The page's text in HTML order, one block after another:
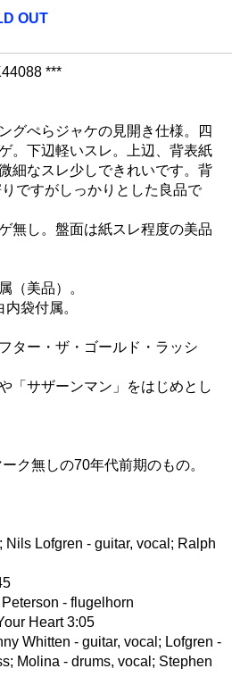
OUT
***
グぺらジャケの見開き仕様。四
。下辺軽いスレ。上辺、背表紙
細なスレ少しできれいです。背
ですがしっかりとした良品で
無し。盤面は紙スレ程度の美品
（美品）。
袋付属。
ター・ザ・ゴールド・ラッシ
「サザーンマン」をはじめとし
ク無しの70年代前期のもの。
Nils Lofgren - guitar, vocal; Ralph
- flugelhorn
Heart 3:05
Whitten - guitar, vocal; Lofgren -
Molina - drums, vocal; Stephen